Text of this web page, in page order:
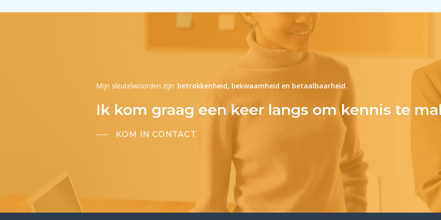
Mijn sleutelwoorden zijn: betrokkenheid, bekwaamheid en betaalbaarheid.
Ik kom graag een keer langs om kennis te
KOM IN CONTACT